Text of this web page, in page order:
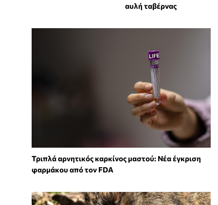
αυλή ταβέρνας
Τριπλά αρνητικός καρκίνος μαστού: Νέα έγκριση
φαρμάκου από τον FDA